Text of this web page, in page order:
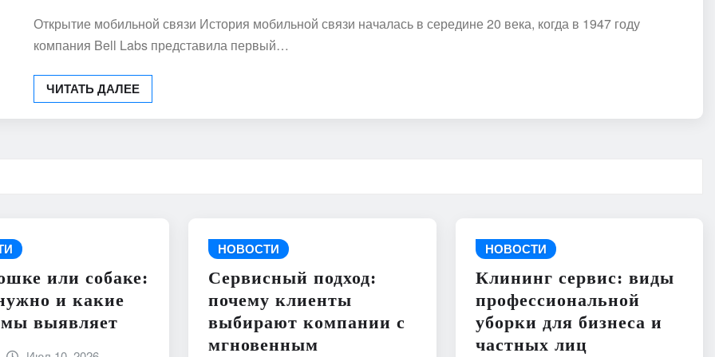
Открытие мобильной связи История мобильной связи началась в середине 20 века, когда в 1947 году
компания Bell Labs представила первый…
ЧИТАТЬ ДАЛЕЕ
или собаке:
и какие
выявляет
НОВОСТИ
Сервисный подход:
почему клиенты
выбирают компании с
мгновенным
НОВОСТИ
Клининг сервис: виды
профессиональной
уборки для бизнеса и
частных лиц